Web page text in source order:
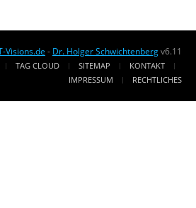
Visions.de - Dr. Holger Schwichtenbergv6.11
TAG CLOUD SITEMAP
KONTAKT
IMPRESSUM
RECHTLICHES